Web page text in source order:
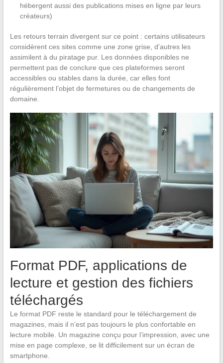
hébergent aussi des publications mises en ligne par leurs
créateurs)
Les retours terrain divergent sur ce point : certains utilisateurs
considèrent ces sites comme une zone grise, d’autres les
assimilent à du piratage pur. Les données disponibles ne
permettent pas de conclure que ces plateformes seront
accessibles ou stables dans la durée, car elles font
régulièrement l’objet de fermetures ou de changements de
domaine.
Format PDF, applications de
lecture et gestion des fichiers
téléchargés
Le format PDF reste le standard pour le téléchargement de
magazines, mais il n’est pas toujours le plus confortable en
lecture mobile. Un magazine conçu pour l’impression, avec une
mise en page complexe, se lit difficilement sur un écran de
smartphone.